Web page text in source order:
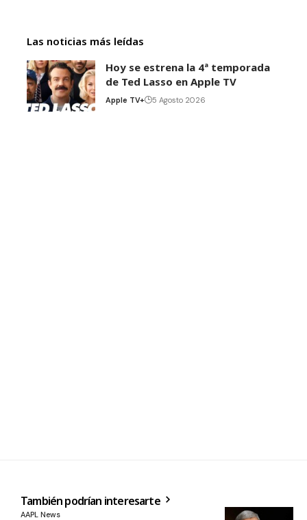
Las noticias más leídas
Hoy se estrena la 4ª temporada
de Ted Lasso en Apple TV
Apple TV+ 5 Agosto 2026
También podrían interesarte
AAPL News